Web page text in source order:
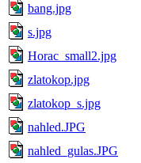
bang.jpg
s.jpg
Horac_small2.jpg
zlatokop.jpg
zlatokop_s.jpg
nahled.JPG
nahled_gulas.JPG